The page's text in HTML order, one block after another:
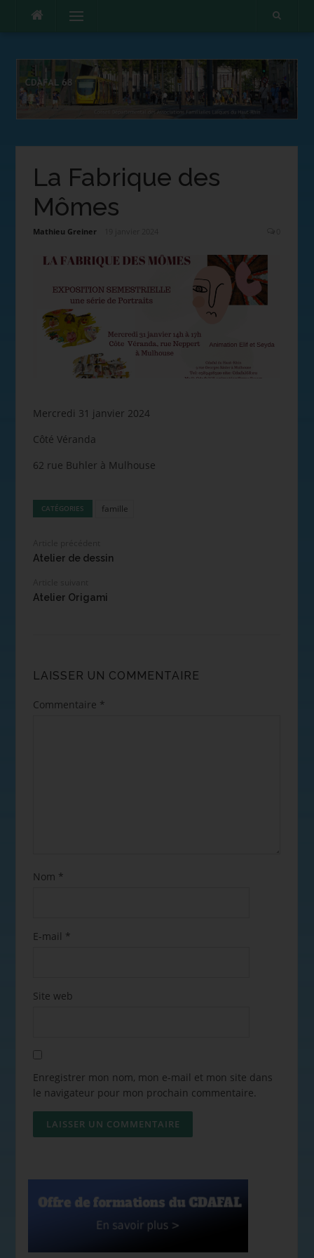
Menu
La Fabrique des
Mômes
Mathieu Greiner
Mercredi 31 janvier 2024
Côté Véranda
62 rue Buhler à Mulhouse
CATÉGORIES famille
Atelier de dessin
Atelier Origami
LAISSER UN COMMENTAIRE
Commentaire *
Nom *
E-mail *
Site web
Enregistrer mon nom, mon e-mail et mon site dans
le navigateur pour mon prochain commentaire.